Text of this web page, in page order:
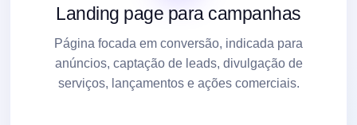
Landing page para campanhas
Página focada em conversão, indicada para
anúncios, captação de leads, divulgação de
serviços, lançamentos e ações comerciais.